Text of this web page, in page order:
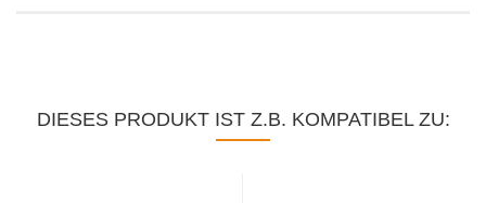
DIESES PRODUKT IST Z.B. KOMPATIBEL ZU: